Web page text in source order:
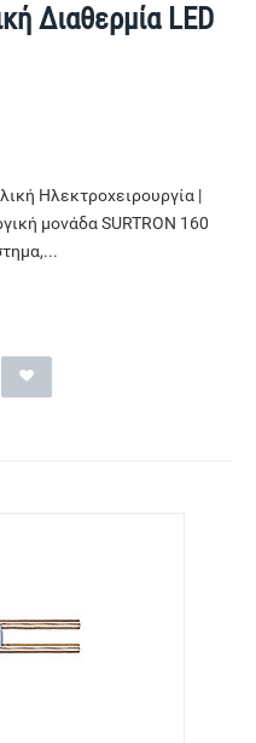
Διαθερμία LED
Ηλεκτροχειρουργία |
μονάδα SURTRON 160